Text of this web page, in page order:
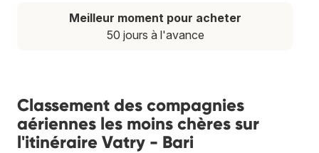
Meilleur moment pour acheter
50 jours à l'avance
Classement des compagnies
aériennes les moins chères sur
l'itinéraire Vatry - Bari